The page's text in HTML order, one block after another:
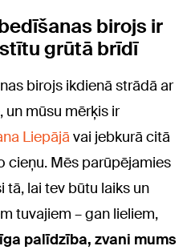
birojs ir
grūtā brīdī
birojs ikdienā strādā ar
un mūsu mērķis ir
Liepājā vai jebkurā citā
cieņu. Mēs parūpējamies
lai tev būtu laiks un
tuvajiem – gan lieliem,
palīdzība, zvani mums